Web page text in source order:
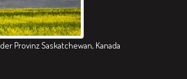
Provinz Saskatchewan, Kanada